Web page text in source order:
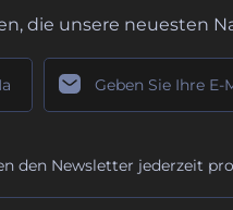
die unsere neuesten
den Newsletter jederzeit